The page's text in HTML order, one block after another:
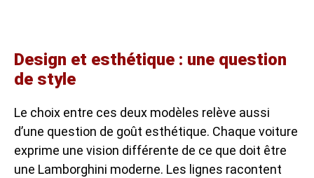
Design et esthétique : une question
de style
Le choix entre ces deux modèles relève aussi
d’une question de goût esthétique. Chaque voiture
exprime une vision différente de ce que doit être
une Lamborghini moderne. Les lignes racontent